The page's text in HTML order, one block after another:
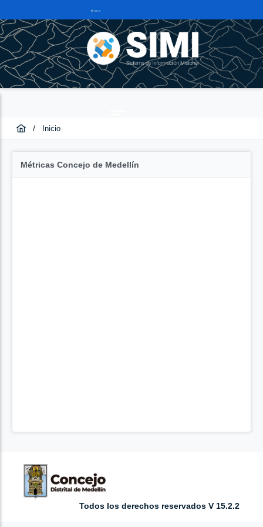
/ Inicio
Métricas Concejo de Medellín
Todos los derechos reservados V 15.2.2